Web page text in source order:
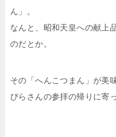
ん」。
なんと、昭和天皇への献上
のだとか。
その「へんこつまん」が美
ぴらさんの参拝の帰りに寄